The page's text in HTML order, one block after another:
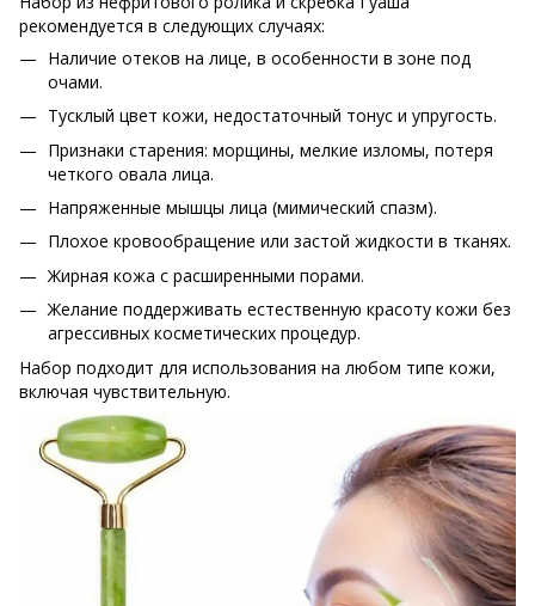
рекомендуется в следующих случаях:
Наличие отеков на лице, в особенности в зоне под
очами.
Тусклый цвет кожи, недостаточный тонус и упругость.
Признаки старения: морщины, мелкие изломы, потеря
четкого овала лица.
Напряженные мышцы лица (мимический спазм).
Плохое кровообращение или застой жидкости в тканях.
Жирная кожа с расширенными порами.
Желание поддерживать естественную красоту кожи без
агрессивных косметических процедур.
Набор подходит для использования на любом типе кожи,
включая чувствительную.